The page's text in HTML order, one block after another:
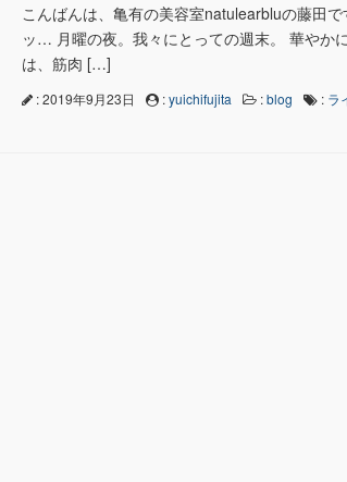
こんばんは、亀有の美容室natulearbluの藤田
ッ… 月曜の夜。我々にとっての週末。 華やか
は、筋肉 […]
: 2019年9月23日 :yuichifujita :blog : ラ